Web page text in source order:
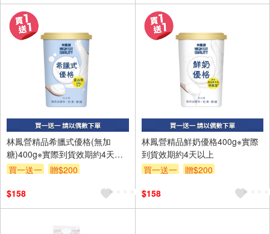
林鳳營精品希臘式優格(無加
糖)400g※實際到貨效期約4天以
上
買一送一
贈$200
$158
林鳳營精品鮮奶優格400g※實際
到貨效期約4天以上
買一送一
贈$200
$158